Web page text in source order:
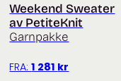
Weekend Sweater
av PetiteKnit
Garnpakke
FRA:1 281 kr